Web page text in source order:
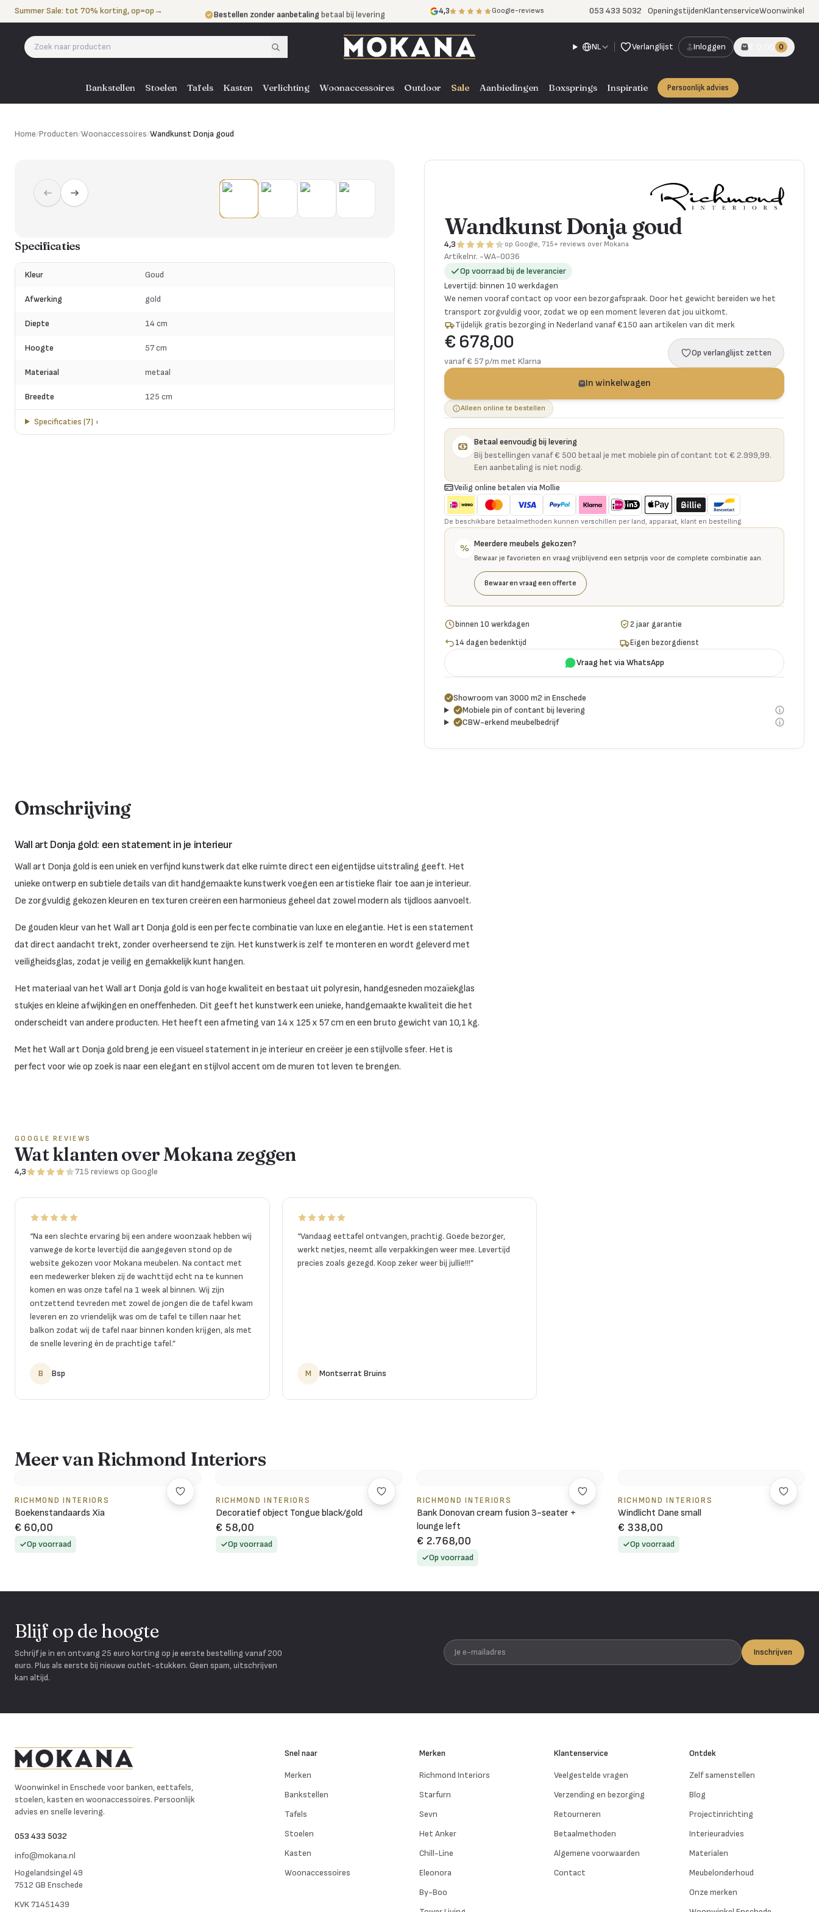
Naar de inhoud
Summer Sale: tot 70% korting, op=op→ Bestellen zonder aanbetaling betaal bij levering
Eigen bezorgdienst door heel NL, BE en DE
4,3 Google-reviews 053 433 5032 OpeningstijdenKlantenserviceWoonwinkel
NL Verlanglijst Inloggen € 0,00 0
Bankstellen Stoelen Tafels Kasten Verlichting Woonaccessoires Outdoor Sale Aanbiedingen Boxsprings Inspiratie Persoonlijk advies
Home/Producten/Woonaccessoires/Wandkunst Donja goud
Specificaties
Kleur Goud
Afwerking gold
Diepte 14 cm
Hoogte 57 cm
Materiaal metaal
Breedte 125 cm
Specificaties (7) ›
Wandkunst Donja goud
4,3 op Google, 715+ reviews over Mokana
Artikelnr. -WA-0036
Op voorraad bij de leverancier
Levertijd: binnen 10 werkdagen
We nemen vooraf contact op voor een bezorgafspraak. Door het gewicht bereiden we het
transport zorgvuldig voor, zodat we op een moment leveren dat jou uitkomt.
Tijdelijk gratis bezorging in Nederland vanaf €150 aan artikelen van dit merk
€ 678,00
vanaf € 57 p/m met Klarna
Op verlanglijst zetten
In winkelwagen
Alleen online te bestellen
Betaal eenvoudig bij levering
Bij bestellingen vanaf € 500 betaal je met mobiele pin of contant tot € 2.999,99.
Een aanbetaling is niet nodig.
Veilig online betalen via Mollie
De beschikbare betaalmethoden kunnen verschillen per land, apparaat, klant en bestelling.
% Meerdere meubels gekozen?
Bewaar je favorieten en vraag vrijblijvend een setprijs voor de complete combinatie aan.
Bewaar en vraag een offerte
binnen 10 werkdagen
2 jaar garantie
14 dagen bedenktijd
Eigen bezorgdienst
Vraag het via WhatsApp
Showroom van 3000 m2 in Enschede
Mobiele pin of contant bij levering
CBW-erkend meubelbedrijf
Omschrijving
Wall art Donja gold: een statement in je interieur
Wall art Donja gold is een uniek en verfijnd kunstwerk dat elke ruimte direct een eigentijdse uitstraling geeft. Het
unieke ontwerp en subtiele details van dit handgemaakte kunstwerk voegen een artistieke flair toe aan je interieur.
De zorgvuldig gekozen kleuren en texturen creëren een harmonieus geheel dat zowel modern als tijdloos aanvoelt.
De gouden kleur van het Wall art Donja gold is een perfecte combinatie van luxe en elegantie. Het is een statement
dat direct aandacht trekt, zonder overheersend te zijn. Het kunstwerk is zelf te monteren en wordt geleverd met
veiligheidsglas, zodat je veilig en gemakkelijk kunt hangen.
Het materiaal van het Wall art Donja gold is van hoge kwaliteit en bestaat uit polyresin, handgesneden mozaïekglas
stukjes en kleine afwijkingen en oneffenheden. Dit geeft het kunstwerk een unieke, handgemaakte kwaliteit die het
onderscheidt van andere producten. Het heeft een afmeting van 14 x 125 x 57 cm en een bruto gewicht van 10,1 kg.
Met het Wall art Donja gold breng je een visueel statement in je interieur en creëer je een stijlvolle sfeer. Het is
perfect voor wie op zoek is naar een elegant en stijlvol accent om de muren tot leven te brengen.
GOOGLE REVIEWS
Wat klanten over Mokana zeggen
4,3 715 reviews op Google
“Na een slechte ervaring bij een andere woonzaak hebben wij
vanwege de korte levertijd die aangegeven stond op de
website gekozen voor Mokana meubelen. Na contact met
een medewerker bleken zij de wachttijd echt na te kunnen
komen en was onze tafel na 1 week al binnen. Wij zijn
ontzettend tevreden met zowel de jongen die de tafel kwam
leveren en zo vriendelijk was om de tafel te tillen naar het
balkon zodat wij de tafel naar binnen konden krijgen, als met
de snelle levering én de prachtige tafel.”
B Bsp
“Vandaag eettafel ontvangen, prachtig. Goede bezorger,
werkt netjes, neemt alle verpakkingen weer mee. Levertijd
precies zoals gezegd. Koop zeker weer bij jullie!!!”
M Montserrat Bruins
Meer van Richmond Interiors
RICHMOND INTERIORS
Boekenstandaards Xia
€ 60,00
Op voorraad
RICHMOND INTERIORS
Decoratief object Tongue black/gold
€ 58,00
Op voorraad
RICHMOND INTERIORS
Bank Donovan cream fusion 3-seater +
lounge left
€ 2.768,00
Op voorraad
RICHMOND INTERIORS
Windlicht Dane small
€ 338,00
Op voorraad
Blijf op de hoogte
Schrijf je in en ontvang 25 euro korting op je eerste bestelling vanaf 200
euro. Plus als eerste bij nieuwe outlet-stukken. Geen spam, uitschrijven
kan altijd.
Je e-mailadres
Inschrijven
Woonwinkel in Enschede voor banken, eettafels,
stoelen, kasten en woonaccessoires. Persoonlijk
advies en snelle levering.
053 433 5032
info@mokana.nl
Hogelandsingel 49
7512 GB Enschede
KVK71451439
Snel naar
Merken
Bankstellen
Tafels
Stoelen
Kasten
Woonaccessoires
Merken
Richmond Interiors
Starfurn
Sevn
Het Anker
Chill-Line
Eleonora
By-Boo
Klantenservice
Veelgestelde vragen
Verzending en bezorging
Retourneren
Betaalmethoden
Algemene voorwaarden
Contact
Ontdek
Zelf samenstellen
Blog
Projectinrichting
Interieuradvies
Materialen
Meubelonderhoud
Onze merken